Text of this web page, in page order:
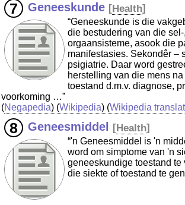
Geneeskunde [Health]
“Geneeskunde is die
die bestudering van die
orgaansisteme, asook die
manifestasies. Sekondêr –
psigiatrie. Daar word
herstelling van die mens
toestand d.m.v. diagnose,
voorkoming …”
(Negapedia) (Wikipedia) (Wikipedia
Geneesmiddel [Health]
“'n Geneesmiddel is 'n
word om simptome van 'n
geneeskundige toestand te
die siekte of toestand te